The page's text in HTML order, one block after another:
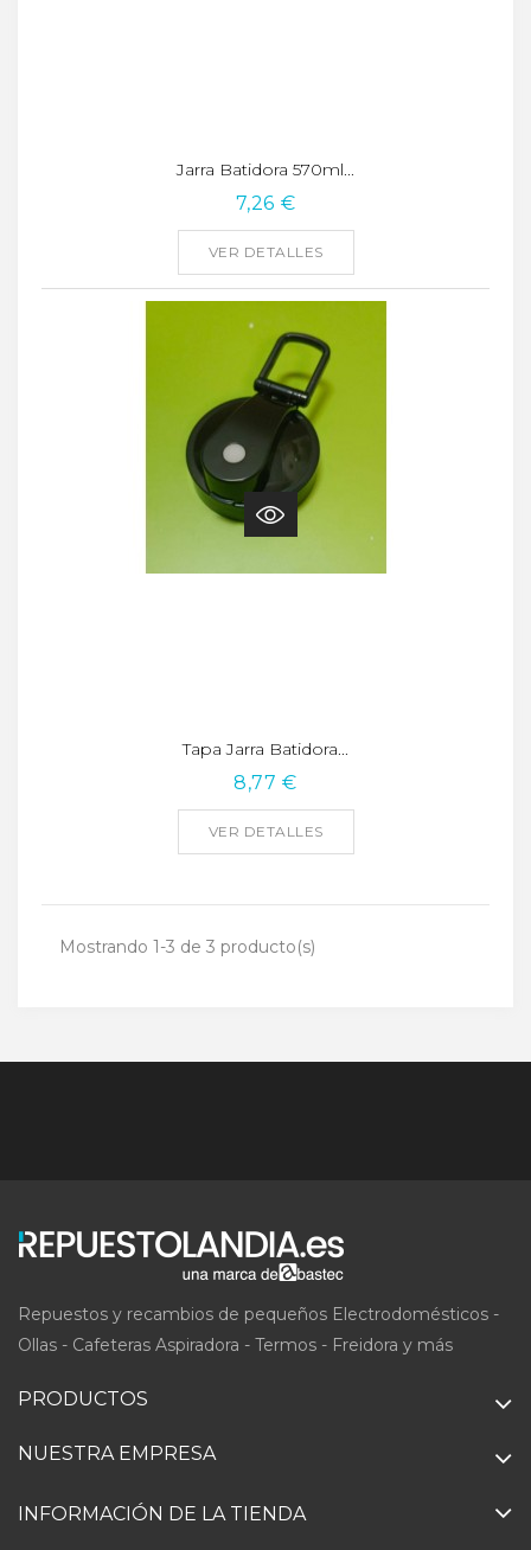
Jarra Batidora 570ml...
7,26 €
VER DETALLES
Tapa Jarra Batidora...
8,77 €
VER DETALLES
Mostrando 1-3 de 3 producto(s)
Repuestos y recambios de pequeños Electrodomésticos -
Ollas - Cafeteras Aspiradora - Termos - Freidora y más
PRODUCTOS
NUESTRA EMPRESA
INFORMACIÓN DE LA TIENDA